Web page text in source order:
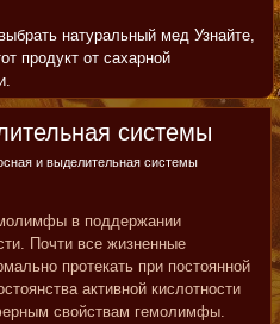
натуральный мед Узнайте,
продукт от сахарной
системы
и выделительная системы
в поддержании
Почти все жизненные
протекать при постоянной
активной кислотности
свойствам гемолимфы.